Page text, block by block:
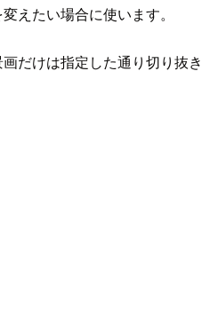
えたい場合に使います。
だけは指定した通り切り抜き